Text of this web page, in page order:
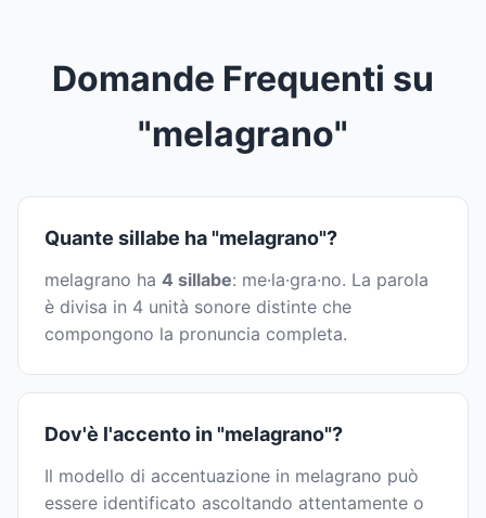
Domande Frequenti su
"melagrano"
Quante sillabe ha "melagrano"?
melagrano ha 4 sillabe: me·la·gra·no. La parola
è divisa in 4 unità sonore distinte che
compongono la pronuncia completa.
Dov'è l'accento in "melagrano"?
Il modello di accentuazione in melagrano può
essere identificato ascoltando attentamente o